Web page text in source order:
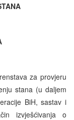
za provjeru
stana (u daljem
BiH, sastav i
izvješćivanja o